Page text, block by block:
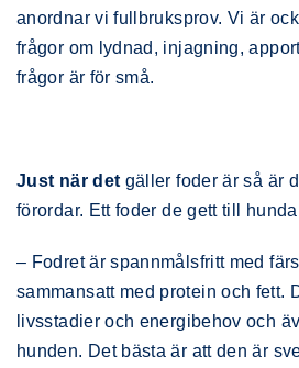
anordnar vi fullbruksprov. Vi är
frågor om lydnad, injagning,
frågor är för små.
Just när det gäller foder är så är
förordar. Ett foder de gett till
– Fodret är spannmålsfritt med
sammansatt med protein och fett.
livsstadier och energibehov och
hunden. Det bästa är att den är